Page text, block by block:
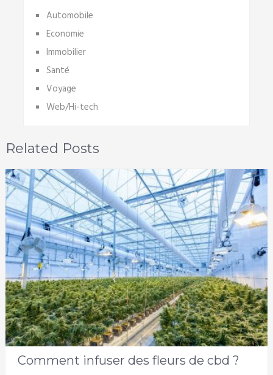
Automobile
Economie
Immobilier
Santé
Voyage
Web/Hi-tech
Related Posts
Comment infuser des fleurs de cbd ?